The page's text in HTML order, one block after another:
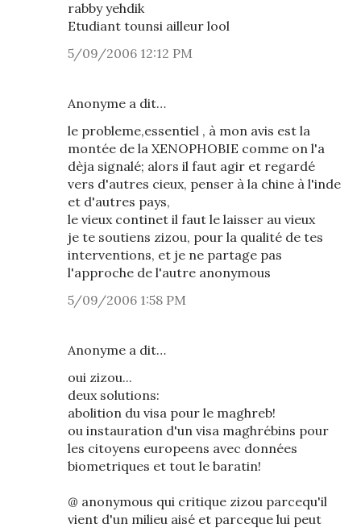
rabby yehdik
Etudiant tounsi ailleur lool
5/09/2006 12:12 PM
Anonyme a dit…
le probleme,essentiel , à mon avis est la
montée de la XENOPHOBIE comme on l'a
dèja signalé; alors il faut agir et regardé
vers d'autres cieux, penser à la chine à l'inde
et d'autres pays,
le vieux continet il faut le laisser au vieux
je te soutiens zizou, pour la qualité de tes
interventions, et je ne partage pas
l'approche de l'autre anonymous
5/09/2006 1:58 PM
Anonyme a dit…
oui zizou...
deux solutions:
abolition du visa pour le maghreb!
ou instauration d'un visa maghrébins pour
les citoyens europeens avec données
biometriques et tout le baratin!
@ anonymous qui critique zizou parcequ'il
vient d'un milieu aisé et parceque lui peut